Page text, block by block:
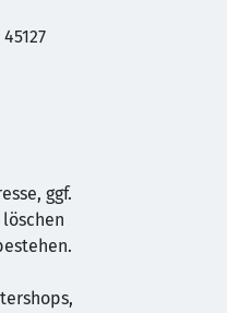
ggf.